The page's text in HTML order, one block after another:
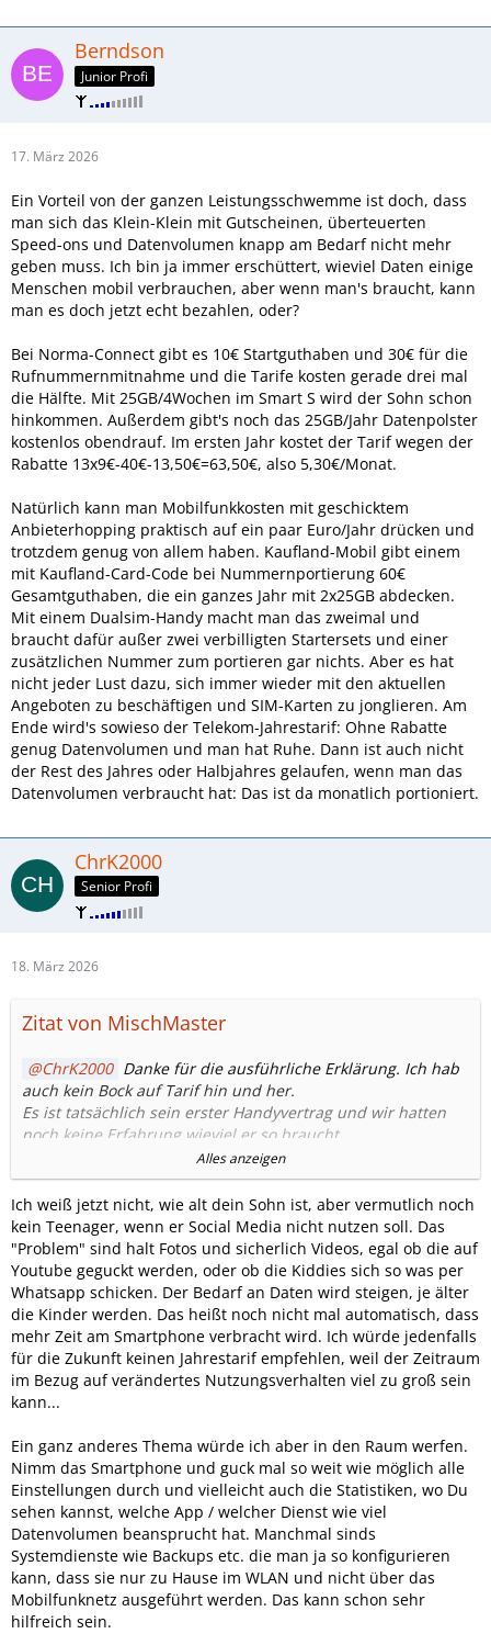
Berndson
Junior Profi
17. März 2026
Ein Vorteil von der ganzen Leistungsschwemme ist doch, dass
man sich das Klein-Klein mit Gutscheinen, überteuerten
Speed-ons und Datenvolumen knapp am Bedarf nicht mehr
geben muss. Ich bin ja immer erschüttert, wieviel Daten einige
Menschen mobil verbrauchen, aber wenn man's braucht, kann
man es doch jetzt echt bezahlen, oder?
Bei Norma-Connect gibt es 10€ Startguthaben und 30€ für die
Rufnummernmitnahme und die Tarife kosten gerade drei mal
die Hälfte. Mit 25GB/4Wochen im Smart S wird der Sohn schon
hinkommen. Außerdem gibt's noch das 25GB/Jahr Datenpolster
kostenlos obendrauf. Im ersten Jahr kostet der Tarif wegen der
Rabatte 13x9€-40€-13,50€=63,50€, also 5,30€/Monat.
Natürlich kann man Mobilfunkkosten mit geschicktem
Anbieterhopping praktisch auf ein paar Euro/Jahr drücken und
trotzdem genug von allem haben. Kaufland-Mobil gibt einem
mit Kaufland-Card-Code bei Nummernportierung 60€
Gesamtguthaben, die ein ganzes Jahr mit 2x25GB abdecken.
Mit einem Dualsim-Handy macht man das zweimal und
braucht dafür außer zwei verbilligten Startersets und einer
zusätzlichen Nummer zum portieren gar nichts. Aber es hat
nicht jeder Lust dazu, sich immer wieder mit den aktuellen
Angeboten zu beschäftigen und SIM-Karten zu jonglieren. Am
Ende wird's sowieso der Telekom-Jahrestarif: Ohne Rabatte
genug Datenvolumen und man hat Ruhe. Dann ist auch nicht
der Rest des Jahres oder Halbjahres gelaufen, wenn man das
Datenvolumen verbraucht hat: Das ist da monatlich portioniert.
ChrK2000
Senior Profi
18. März 2026
Zitat von MischMaster
ChrK2000 Danke für die ausführliche Erklärung. Ich hab
auch kein Bock auf Tarif hin und her.
Es ist tatsächlich sein erster Handyvertrag und wir hatten
noch keine Erfahrung wieviel er so braucht.
Erzieherische Maßnahme immer gut
Taschengeld in das SpeedOn investieren.
Ich würde jetzt auch mal hoffen, dass nach der
Verlängerung die 25 GB reichen. Wenn nicht, dann muss es
halt doch ein PrePaid Smart Tarif von Ja! werden oder gleich
der Jahrestarif von der Telekom.
Dafür das der nur 2 Stunden Display Zeit am Tag hat und
kein Social Media , wunder ich mich eh womit der die 5GB
jeden Monat verbrät. Wahrscheinlich Youtube
Alles anzeigen
Ich weiß jetzt nicht, wie alt dein Sohn ist, aber vermutlich noch
kein Teenager, wenn er Social Media nicht nutzen soll. Das
"Problem" sind halt Fotos und sicherlich Videos, egal ob die auf
Youtube geguckt werden, oder ob die Kiddies sich so was per
Whatsapp schicken. Der Bedarf an Daten wird steigen, je älter
die Kinder werden. Das heißt noch nicht mal automatisch, dass
mehr Zeit am Smartphone verbracht wird. Ich würde jedenfalls
für die Zukunft keinen Jahrestarif empfehlen, weil der Zeitraum
im Bezug auf verändertes Nutzungsverhalten viel zu groß sein
kann...
Ein ganz anderes Thema würde ich aber in den Raum werfen.
Nimm das Smartphone und guck mal so weit wie möglich alle
Einstellungen durch und vielleicht auch die Statistiken, wo Du
sehen kannst, welche App / welcher Dienst wie viel
Datenvolumen beansprucht hat. Manchmal sinds
Systemdienste wie Backups etc. die man ja so konfigurieren
kann, dass sie nur zu Hause im WLAN und nicht über das
Mobilfunknetz ausgeführt werden. Das kann schon sehr
hilfreich sein.